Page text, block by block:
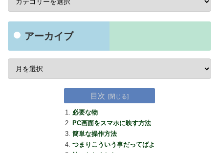
アーカイブ
目次
必要な物
PC画面をスマホに映す方法
簡単な操作方法
つまりこういう事だってばよ